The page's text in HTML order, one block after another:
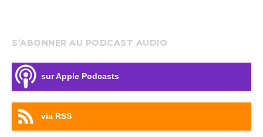
S’ABONNER AU PODCAST AUDIO
sur Apple Podcasts
via RSS